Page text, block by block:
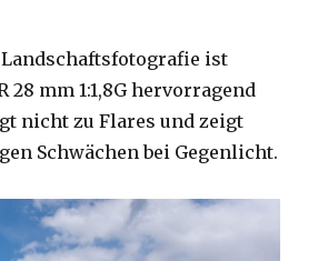
ist
28 mm 1:1,8G hervorragend
nicht zu Flares und zeigt
Schwächen bei Gegenlicht.